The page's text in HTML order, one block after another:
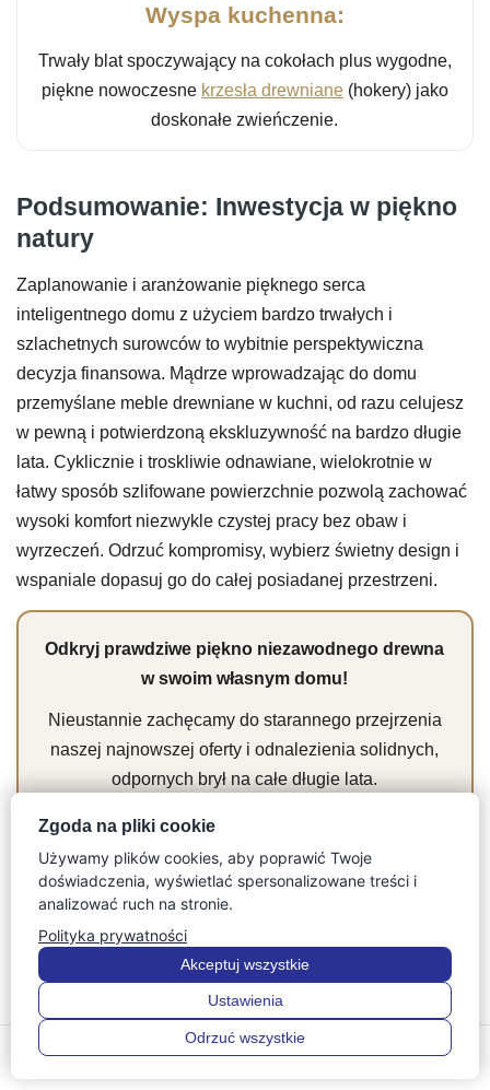
Wyspa kuchenna:
Trwały blat spoczywający na cokołach plus wygodne,
piękne nowoczesne krzesła drewniane(hokery) jako
doskonałe zwieńczenie.
Podsumowanie: Inwestycja w piękno
natury
Zaplanowanie i aranżowanie pięknego serca
inteligentnego domu z użyciem bardzo trwałych i
szlachetnych surowców to wybitnie perspektywiczna
decyzja finansowa. Mądrze wprowadzając do domu
przemyślane meble drewniane w kuchni, od razu celujesz
w pewną i potwierdzoną ekskluzywność na bardzo długie
lata. Cyklicznie i troskliwie odnawiane, wielokrotnie w
łatwy sposób szlifowane powierzchnie pozwolą zachować
wysoki komfort niezwykle czystej pracy bez obaw i
wyrzeczeń. Odrzuć kompromisy, wybierz świetny design i
wspaniale dopasuj go do całej posiadanej przestrzeni.
Odkryj prawdziwe piękno niezawodnego drewna
w swoim własnym domu!
Nieustannie zachęcamy do starannego przejrzenia
naszej najnowszej oferty i odnalezienia solidnych,
odpornych brył na całe długie lata.
drewna
Jakie gatunki drewna są najbardziej
odporne na wilgoć w kuchni?
0
Zgoda na pliki cookie
Używamy plików cookies, aby poprawić Twoje
doświadczenia, wyświetlać spersonalizowane treści i
analizować ruch na stronie.
Polityka prywatności
Ustawienia
Odrzuć wszystkie
Akceptuj wszystkie